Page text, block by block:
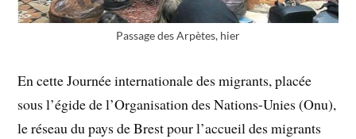
Passage des Arpètes, hier
En cette Journée internationale des migrants, placée
sous l’égide de l’Organisation des Nations-Unies (Onu),
le réseau du pays de Brest pour l’accueil des migrants